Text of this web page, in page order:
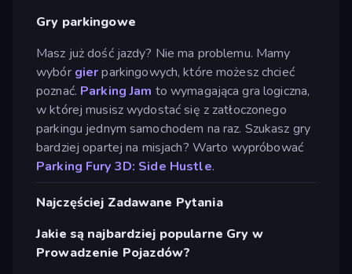
Gry parkingowe
Masz już dość jazdy? Nie ma problemu. Mamy
wybór gierparkingowych, które możesz chcieć
poznać. Parking Jam to wymagająca gra logiczna,
w której musisz wydostać się z zatłoczonego
parkingu jednym samochodem na raz. Szukasz gry
bardziej opartej na misjach? Warto wypróbować
Parking Fury 3D: Side Hustle.
Najczęściej Zadawane Pytania
Jakie są najbardziej popularne Gry w
Prowadzenie Pojazdów?